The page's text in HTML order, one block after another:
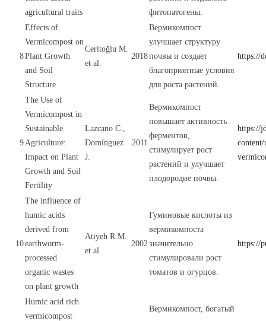
agricultural traits
фитопатогены.
8
Effects of
Vermicompost on
Plant Growth
and Soil
Structure
Ceritoğlu M.
et al.
2018
Вермикомпост
улучшает структуру
почвы и создает
благоприятные условия
для роста растений.
https://
9
The Use of
Vermicompost in
Sustainable
Agriculture:
Impact on Plant
Growth and Soil
Fertility
Lazcano C.,
Domínguez
J.
2011
Вермикомпост
повышает активность
ферментов,
стимулирует рост
растений и улучшает
плодородие почвы.
https://
10
The influence of
humic acids
derived from
earthworm-
processed
organic wastes
on plant growth
Atiyeh R.M.
et al.
2002
Гуминовые кислоты из
вермикомпоста
значительно
стимулировали рост
томатов и огурцов.
https://
Humic acid rich
vermicompost
Вермикомпост, богатый